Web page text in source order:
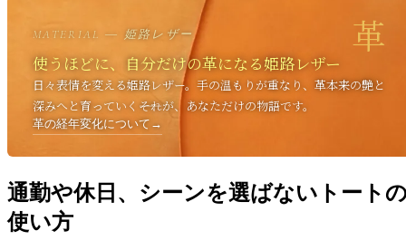
MATERIAL ― 姫路レザー 革
使うほどに、自分だけの革になる姫路レザー
日々表情を変える姫路レザー。手の温もりが重なり、革本来の艶と
深みへと育っていく――それが、あなただけの物語です。
革の経年変化について→
通勤や休日、シーンを選ばないトート
使い方